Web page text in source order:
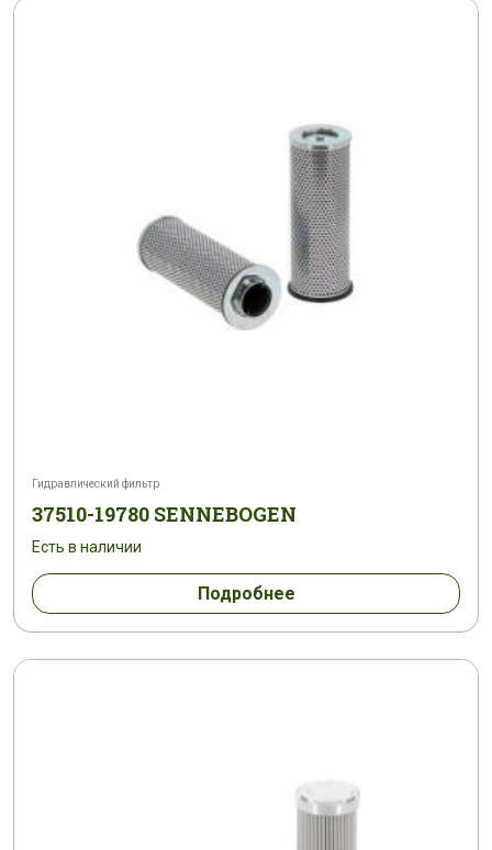
Гидравлический фильтр
37510-19780 SENNEBOGEN
Есть в наличии
Подробнее